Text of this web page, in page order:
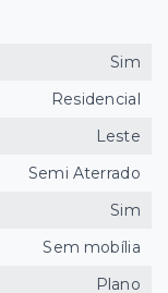
Sim
Residencial
Leste
Semi Aterrado
Sim
Sem mobília
Plano